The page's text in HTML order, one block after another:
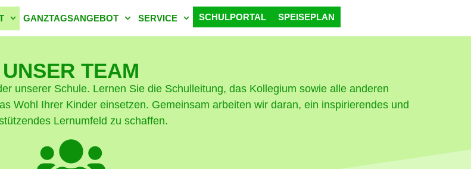
GANZTAGSANGEBOT SERVICE SCHULPORTAL SPEISEPLAN
UNSER TEAM
unserer Schule. Lernen Sie die Schulleitung, das Kollegium sowie alle anderen
Wohl Ihrer Kinder einsetzen. Gemeinsam arbeiten wir daran, ein inspirierendes und
Lernumfeld zu schaffen.